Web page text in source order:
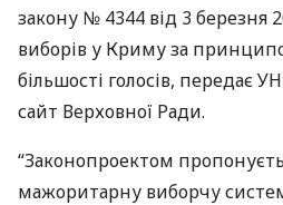
закону № 4344 від 3 березня
виборів у Криму за
більшості голосів, передає
сайт Верховної Ради.
“Законопроектом
мажоритарну виборчу